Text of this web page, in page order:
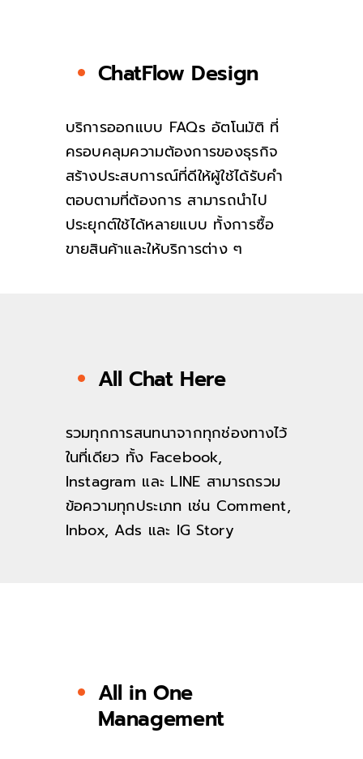
ChatFlow Design
บริการออกแบบ FAQs อัตโนมัติ ที่
ครอบคลุมความต้องการของธุรกิจ
สร้างประสบการณ์ที่ดีให้ผู้ใช้ได้รับคำ
ตอบตามที่ต้องการ สามารถนำไป
ประยุกต์ใช้ได้หลายแบบ ทั้งการซื้อ
ขายสินค้าและให้บริการต่าง ๆ
All Chat Here
รวมทุกการสนทนาจากทุกช่องทางไว้
ในที่เดียว ทั้ง Facebook,
Instagram และ LINE สามารถรวม
ข้อความทุกประเภท เช่น Comment,
Inbox, Ads และ IG Story
All in One
Management